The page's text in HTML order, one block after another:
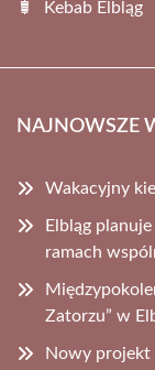
Kebab Elbląg
NAJNOWSZE
Wakacyjny
Elbląg
ramach
Zatorzu” w
Nowy projekt